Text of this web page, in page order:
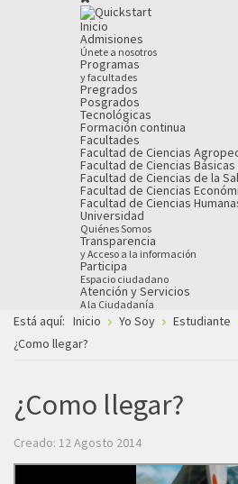
Inicio
Admisiones
Únete a nosotros
Programas
y facultades
Pregrados
Posgrados
Tecnológicas
Formación continua
Facultades
Facultad de Ciencias
Facultad de Ciencias
Facultad de Ciencias de la
Facultad de Ciencias
Facultad de Ciencias
Universidad
Quiénes Somos
Transparencia
y Acceso a la información
Participa
Espacio ciudadano
Atención y Servicios
A la Ciudadanía
Está aquí: Inicio Yo Soy Estudiante
¿Como llegar?
¿Como llegar?
Creado: 12 Agosto 2014